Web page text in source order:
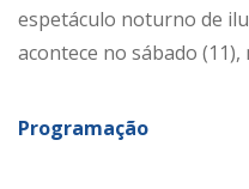
espetáculo noturno de
acontece no sábado
Programação